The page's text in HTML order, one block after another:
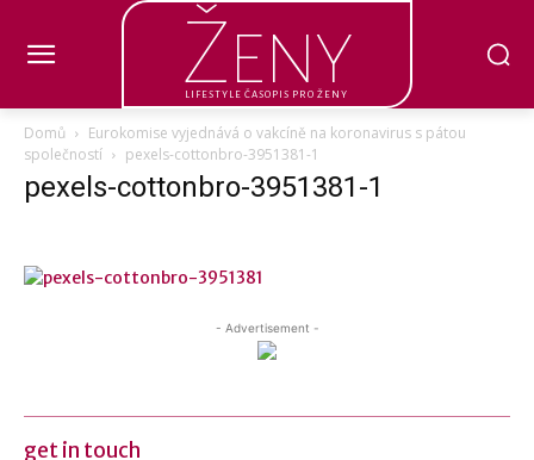
Ženy
LIFESTYLE ČASOPIS PRO ŽENY
Domů
Eurokomise vyjednává o vakcíně na koronavirus s pátou
společností
pexels-cottonbro-3951381-1
pexels-cottonbro-3951381-1
- Advertisement -
get in touch